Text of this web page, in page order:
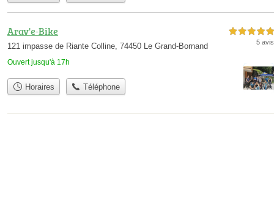
Arav'e-Bike
121 impasse de Riante Colline, 74450 Le Grand-Bornand
Ouvert jusqu'à 17h
5,0 étoiles sur 5
5 avis
Horaires Téléphone